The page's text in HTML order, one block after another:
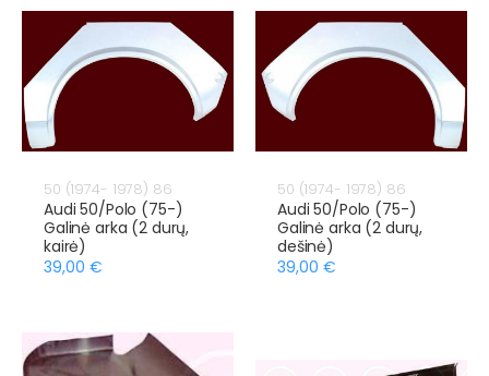
50 (1974- 1978) 86
Audi 50/Polo (75-)
Galinė arka (2 durų,
kairė)
39,00 €
50 (1974- 1978) 86
Audi 50/Polo (75-)
Galinė arka (2 durų,
dešinė)
39,00 €